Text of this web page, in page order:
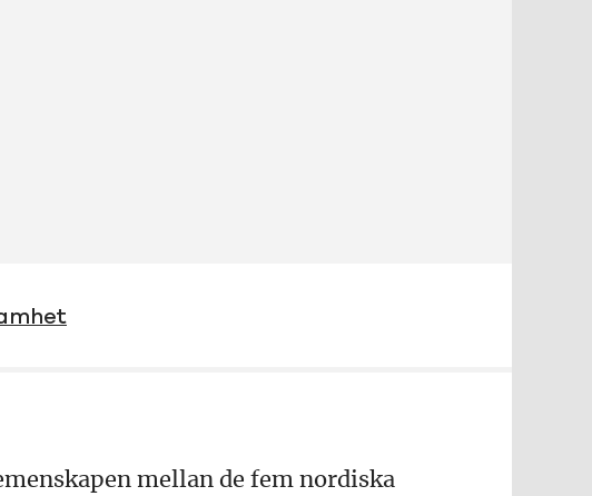
mellan de fem nordiska